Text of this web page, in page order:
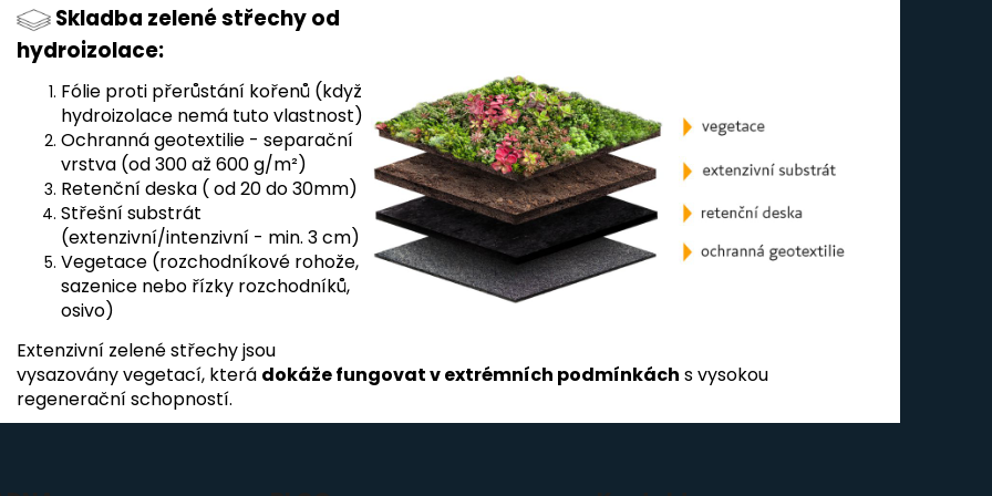
Skladba zelené střechy od
hydroizolace:
Fólie proti přerůstání kořenů (když
hydroizolace nemá tuto vlastnost)
Ochranná geotextilie - separační
vrstva (od 300 až 600 g/m²)
Retenční deska ( od 20 do 30mm)
Střešní substrát
(extenzivní/intenzivní - min. 3 cm)
Vegetace (rozchodníkové rohože,
sazenice nebo řízky rozchodníků,
osivo)
Extenzivní zelené střechy jsou
vysazovány vegetací, která dokáže fungovat v extrémních podmínkách s vysokou
regenerační schopností.